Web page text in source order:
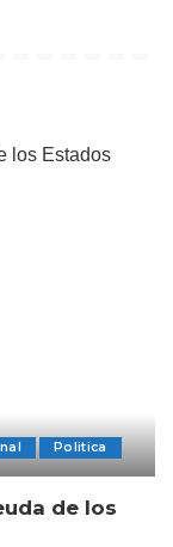
Politica
de los